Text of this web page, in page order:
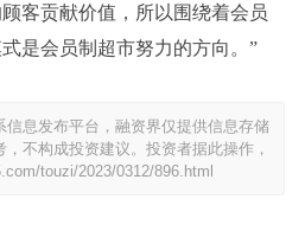
客贡献价值，所以围绕着会员
是会员制超市努力的方向。”
息发布平台，融资界仅提供信息存储
不构成投资建议。投资者据此操作，
touzi/2023/0312/896.html